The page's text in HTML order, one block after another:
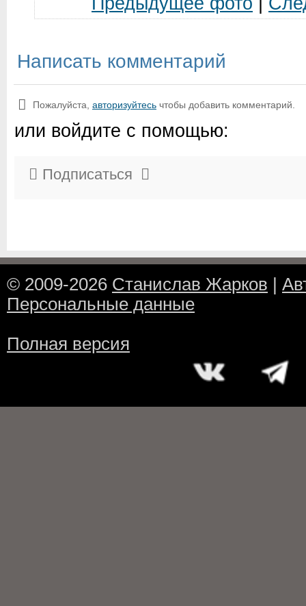
Написать комментарий
Пожалуйста, авторизуйтесь чтобы добавить комментарий.
или войдите с помощью:
Подписаться
© 2009-2026 Станислав Жарков
Персональные данные
Полная версия